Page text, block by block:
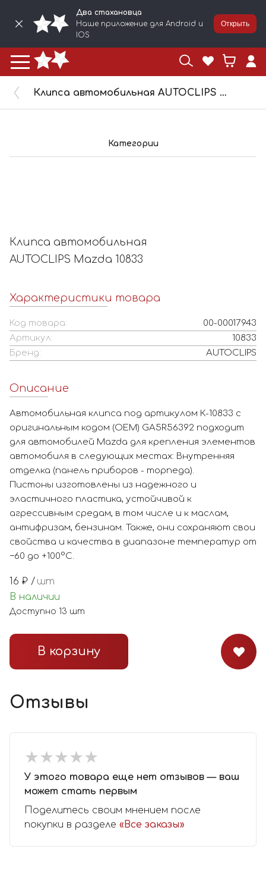
Два стахановца
Наше приложение для Android и
IOS
Открыть
Клипса автомобильная AUTOCLIPS Mazda 10833
Категории
Клипса автомобильная
AUTOCLIPS Mazda 10833
Характеристики товара
Код товара:
00-00017943
Артикул:
10833
Бренд:
AUTOCLIPS
Описание
Автомобильная клипса под артикулом К-10833 с
оригинальным кодом (OEM) GA5R56392 подходит
для автомобилей Mazda для крепления элементов
автомобиля в следующих местах: Внутренняя
отделка (панель приборов - торпеда).
Пистоны изготовлены из надежного и
эластичного пластика, устойчивой к
агрессивным средам, в том числе и к маслам,
антифризам, бензинам. Также, они сохраняют свои
свойства и качества в диапазоне температур от
−60 до +100°С.
16 ₽ / шт
В наличии
Доступно 13 шт
В корзину
Отзывы
★★★★★
★★★★★
У этого товара еще нет отзывов — ваш
может стать первым
Поделитесь своим мнением после
покупки в разделе «Все заказы»